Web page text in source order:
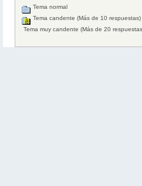
Tema normal
Tema candente (Más de 10 respuestas)
Tema muy candente (Más de 20